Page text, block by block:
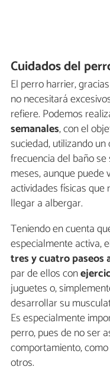
Cuidados del
El perro harrier,
no necesitará
refiere. Podemos
semanales, con el
suciedad, utilizando
frecuencia del baño
meses, aunque puede
actividades físicas
llegar a albergar.
Teniendo en cuenta
especialmente activa,
tres y cuatro paseos
par de ellos con
juguetes o,
desarrollar su
Es especialmente
perro, pues de no ser
comportamiento,
otros.